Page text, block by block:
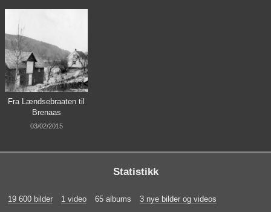
Fra Lændsebraaten til
Brenaas
03/02/2015
Statistikk
19 600 bilder 1 video 65 albums 3 nye bilder og videos